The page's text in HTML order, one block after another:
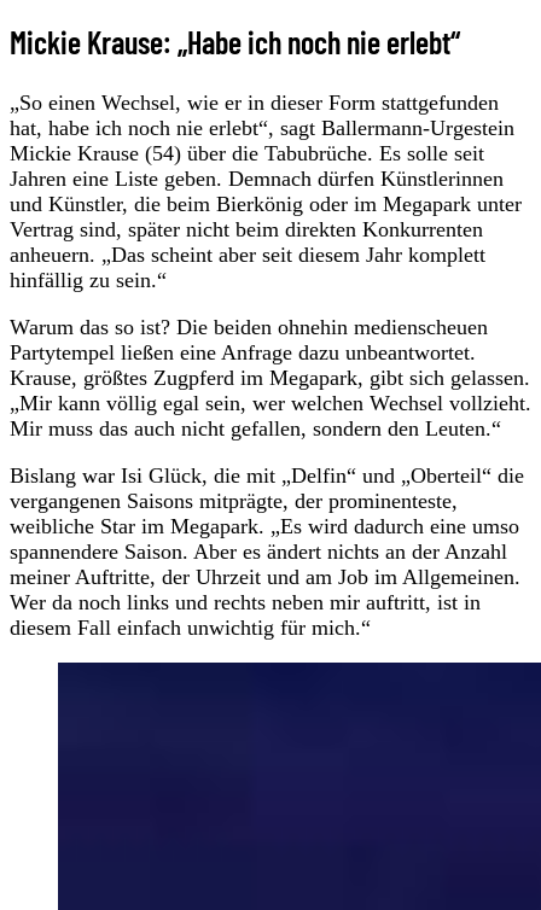
Mickie Krause: „Habe ich noch nie erlebt“
„So einen Wechsel, wie er in dieser Form stattgefunden
hat, habe ich noch nie erlebt“, sagt Ballermann-Urgestein
Mickie Krause (54) über die Tabubrüche. Es solle seit
Jahren eine Liste geben. Demnach dürfen Künstlerinnen
und Künstler, die beim Bierkönig oder im Megapark unter
Vertrag sind, später nicht beim direkten Konkurrenten
anheuern. „Das scheint aber seit diesem Jahr komplett
hinfällig zu sein.“
Warum das so ist? Die beiden ohnehin medienscheuen
Partytempel ließen eine Anfrage dazu unbeantwortet.
Krause, größtes Zugpferd im Megapark, gibt sich gelassen.
„Mir kann völlig egal sein, wer welchen Wechsel vollzieht.
Mir muss das auch nicht gefallen, sondern den Leuten.“
Bislang war Isi Glück, die mit „Delfin“ und „Oberteil“ die
vergangenen Saisons mitprägte, der prominenteste,
weibliche Star im Megapark. „Es wird dadurch eine umso
spannendere Saison. Aber es ändert nichts an der Anzahl
meiner Auftritte, der Uhrzeit und am Job im Allgemeinen.
Wer da noch links und rechts neben mir auftritt, ist in
diesem Fall einfach unwichtig für mich.“